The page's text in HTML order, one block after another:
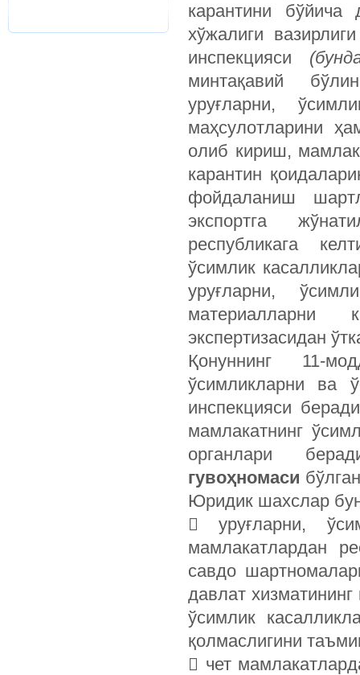
карантини
хўжалиги
инспекцияси
минтақавий
уруғларни,
маҳсулотларини
олиб кириш,
карантин
фойдаланиш
экспортга
республикага
ўсимлик
уруғларни,
материалларни
экспертизасидан
Қонуннинг 11-
ўсимликларни ва
инспекцияси
мамлакатнинг
органлари
гувоҳномаси
Юридик шахслар
 уруғларни,
мамлакатлардан
савдо
давлат
ўсимлик
қолмаслигини
 чет